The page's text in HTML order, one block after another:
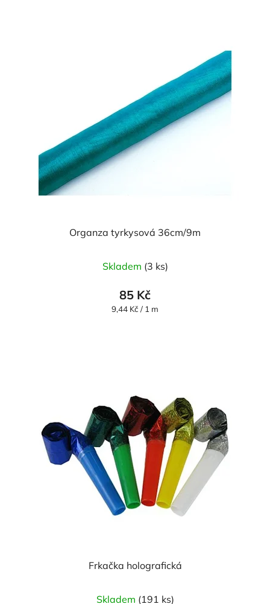
Organza tyrkysová 36cm/9m
hodnocení
produktu
je
Skladem (3 ks)
85 Kč
Měrná
9,44 Kč / 1 m
Frkačka holografická
Skladem (191 ks)